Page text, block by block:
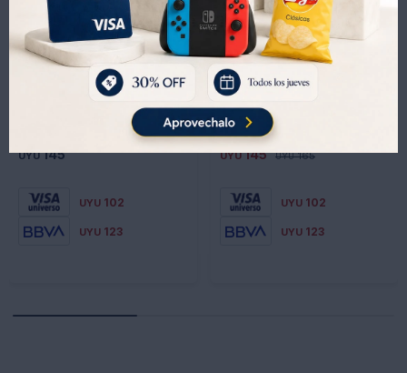
BIRRA BIZARRA AMBER BOTELLA 500ML
UYU 145
UYU 102
UYU 123
UYU 145 UYU 165
UYU 102
UYU 123